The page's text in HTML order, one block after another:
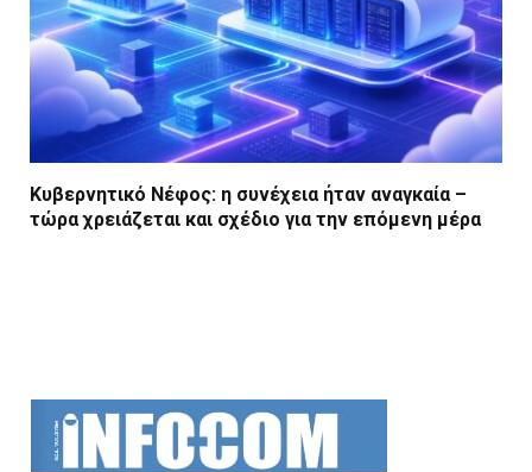
Κυβερνητικό Νέφος: η συνέχεια ήταν αναγκαία –
τώρα χρειάζεται και σχέδιο για την επόμενη μέρα